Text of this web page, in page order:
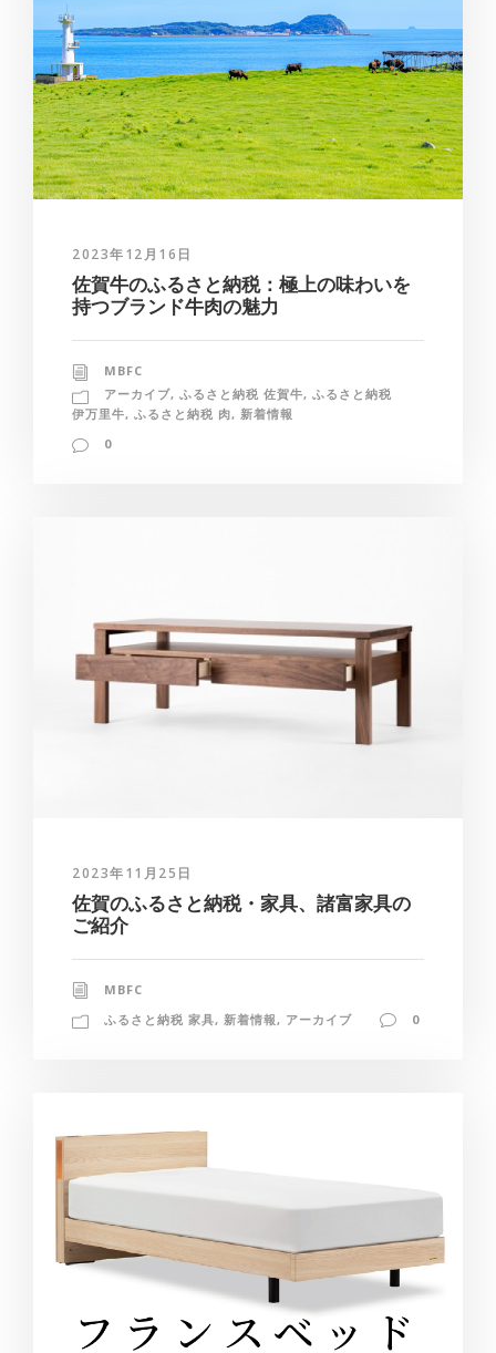
2023年12月16日
佐賀牛のふるさと納税：極上の味わいを
持つブランド牛肉の魅力
MBFC
アーカイブ, ふるさと納税 佐賀牛, ふるさと納税
伊万里牛, ふるさと納税 肉, 新着情報
0
2023年11月25日
佐賀のふるさと納税・家具、諸富家具の
ご紹介
MBFC
ふるさと納税 家具, 新着情報 , アーカイブ 0